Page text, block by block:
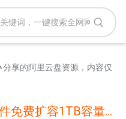
分享的阿里云盘资源，内容仅
🔥夸克新人点此转存本文件免费扩容1TB容量🔥